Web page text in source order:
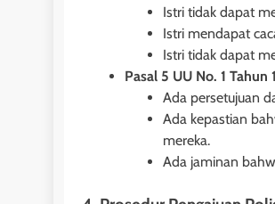
Istri tidak dapat
Istri mendapat
Istri tidak dapat
Pasal 5 UU No. 1 Tahun
Ada persetujuan
Ada kepastian
mereka.
Ada jaminan